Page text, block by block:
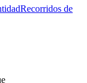
Recorridos de